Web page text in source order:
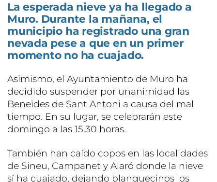
La esperada nieve ya ha llegado a
Muro. Durante la mañana, el
municipio ha registrado una gran
nevada pese a que en un primer
momento no ha cuajado.
Asimismo, el Ayuntamiento de Muro ha
decidido suspender por unanimidad las
Beneïdes de Sant Antoni a causa del mal
tiempo. En su lugar, se celebrarán este
domingo a las 15.30 horas.
También han caído copos en las localidades
de Sineu, Campanet y Alaró donde la nieve
sí ha cuajado, dejando blanquecinos los